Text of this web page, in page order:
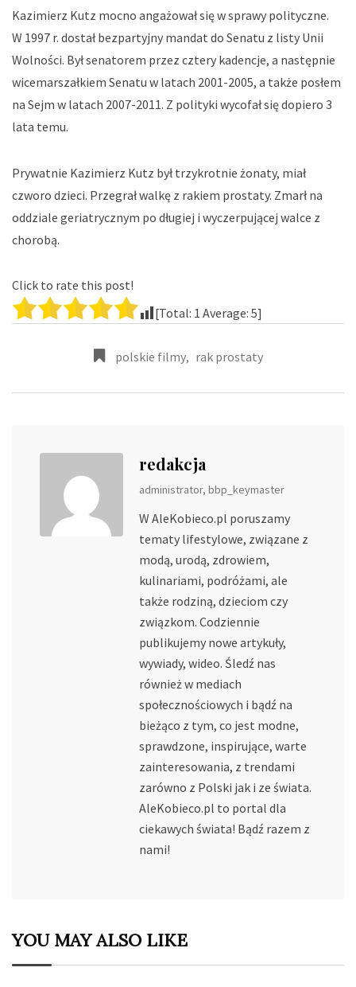
Kazimierz Kutz mocno angażował się w sprawy polityczne.
W 1997 r. dostał bezpartyjny mandat do Senatu z listy Unii
Wolności. Był senatorem przez cztery kadencje, a następnie
wicemarszałkiem Senatu w latach 2001-2005, a także posłem
na Sejm w latach 2007-2011. Z polityki wycofał się dopiero 3
lata temu.
Prywatnie Kazimierz Kutz był trzykrotnie żonaty, miał
czworo dzieci. Przegrał walkę z rakiem prostaty. Zmarł na
oddziale geriatrycznym po długiej i wyczerpującej walce z
chorobą.
Click to rate this post!
[Total: 1 Average: 5]
polskie filmy, rak prostaty
redakcja
administrator, bbp_keymaster
W AleKobieco.pl poruszamy
tematy lifestylowe, związane z
modą, urodą, zdrowiem,
kulinariami, podróżami, ale
także rodziną, dzieciom czy
związkom. Codziennie
publikujemy nowe artykuły,
wywiady, wideo. Śledź nas
również w mediach
społecznościowych i bądź na
bieżąco z tym, co jest modne,
sprawdzone, inspirujące, warte
zainteresowania, z trendami
zarówno z Polski jak i ze świata.
AleKobieco.pl to portal dla
ciekawych świata! Bądź razem z
nami!
YOU MAY ALSO LIKE